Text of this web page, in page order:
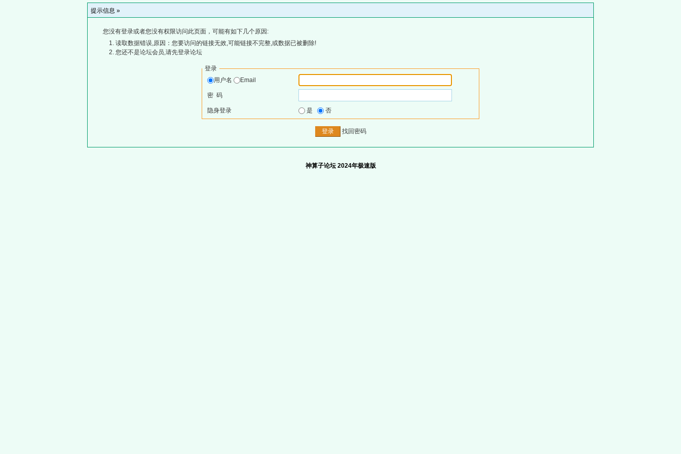
提示信息 »
您没有登录或者您没有权限访问此页面，可能有如下几个原因:
读取数据错误,原因：您要访问的链接无效,可能链接不完整,或数据已被删除!
您还不是论坛会员,请先登录论坛
登录
用户名
Email
密 码
隐身登录 是 否
找回密码
神算子论坛 2024年极速版